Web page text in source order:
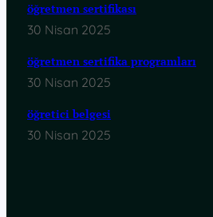
öğretmen sertifikası
30 Nisan 2025
öğretmen sertifika programları
30 Nisan 2025
öğretici belgesi
30 Nisan 2025